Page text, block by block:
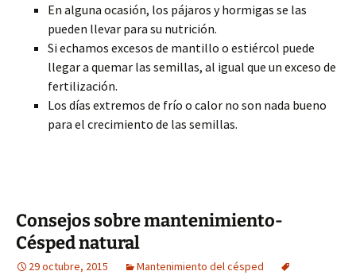
En alguna ocasión, los pájaros y hormigas se las
pueden llevar para su nutrición.
Si echamos excesos de mantillo o estiércol puede
llegar a quemar las semillas, al igual que un exceso de
fertilización.
Los días extremos de frío o calor no son nada bueno
para el crecimiento de las semillas.
Consejos sobre mantenimiento-
Césped natural
29 octubre, 2015
Mantenimiento del césped